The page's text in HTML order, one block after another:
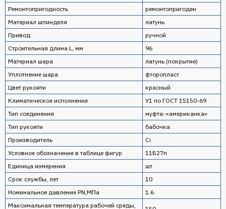
Ремонтопригодность
ремонтопригоден
Материал шпинделя
латунь
Привод
ручной
Строительная длина L, мм
96
Материал шара
латунь (покрытие)
Уплотнение шара
фторопласт
Цвет рукояти
красный
Климатическое исполнение
У1 по ГОСТ 15150-69
Тип соединения
муфта-«американка»
Тип рукояти
бабочка
Производитель
Ci
Условное обозначение в таблице фигур
11Б27п
Единица измерения
шт
Срок службы, лет
10
Номинальное давление PN,МПа
1.6
Максимальная температура рабочей среды,